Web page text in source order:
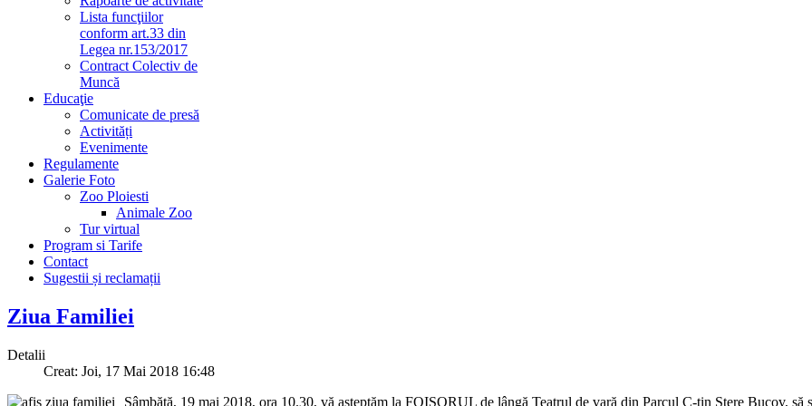
Lista funcţiilor
conform art.33 din
Legea nr.153/2017
Contract Colectiv de
Muncă
Educaţie
Comunicate de presă
Activități
Evenimente
Regulamente
Galerie Foto
Zoo Ploiesti
Animale Zoo
Tur virtual
Program si Tarife
Contact
Sugestii și reclamații
Ziua Familiei
Detalii
Creat: Joi, 17 Mai 2018 16:48
Sâmbătă, 19 mai 2018, ora 10.30, vă așteptăm la FOIȘORUL de lângă Teatrul de vară din Parcul C-tin Stere Bucov,